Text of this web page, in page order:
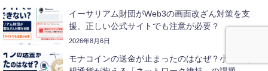
イーサリアム財団がWeb3の画面改ざん対策を支
援。正しい公式サイトでも注意が必要？
2026年8月6日
モナコインの送金が止まったのはなぜ？小規模な仮